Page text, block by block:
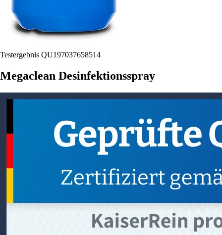
Testergebnis QU197037658514
Megaclean Desinfektionsspray